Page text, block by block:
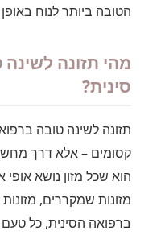
הטובה ביותר לנוח
מהי תזונה
סינית?
תזונה לשינה טובה
קסומים – אלא דרך
הוא שכל מזון נושא
מזונות שמקררים,
ברפואה הסינית, כל